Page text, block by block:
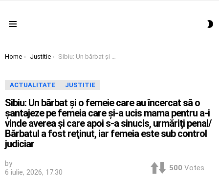
You are here:
Home Justitie Sibiu: Un bărbat şi o femeie care au încercat să o şantajeze pe femeia care şi-a ucis mama pentru a-i vinde averea şi care apoi s-a sinucis, urmăriţi penal/ Bărbatul a fost reţinut, iar femeia este sub control judiciar
ACTUALITATE JUSTITIE
Sibiu: Un bărbat şi o femeie care au încercat să o
şantajeze pe femeia care şi-a ucis mama pentru a-i
vinde averea şi care apoi s-a sinucis, urmăriţi penal/
Bărbatul a fost reţinut, iar femeia este sub control
judiciar
by
6 iulie, 2026, 17:30
500 Votes